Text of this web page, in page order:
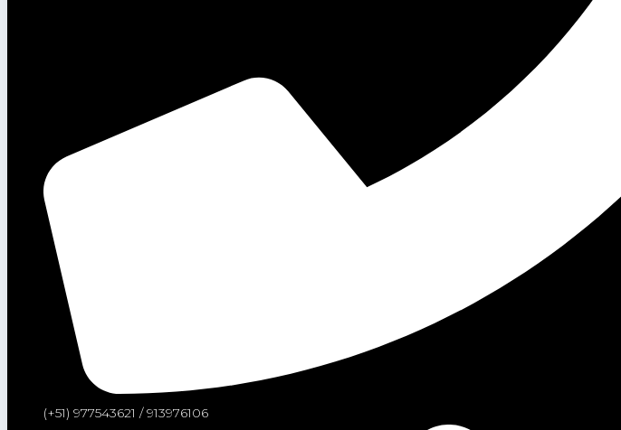
(+51) 977543621 / 913976106